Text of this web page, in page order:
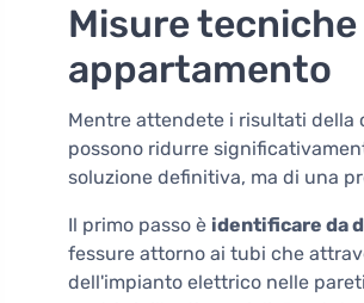
Misure
appartamento
Mentre attendete i risultati della
possono ridurre
soluzione definitiva, ma di una
Il primo passo è identificare da
fessure attorno ai tubi che
dell'impianto elettrico nelle